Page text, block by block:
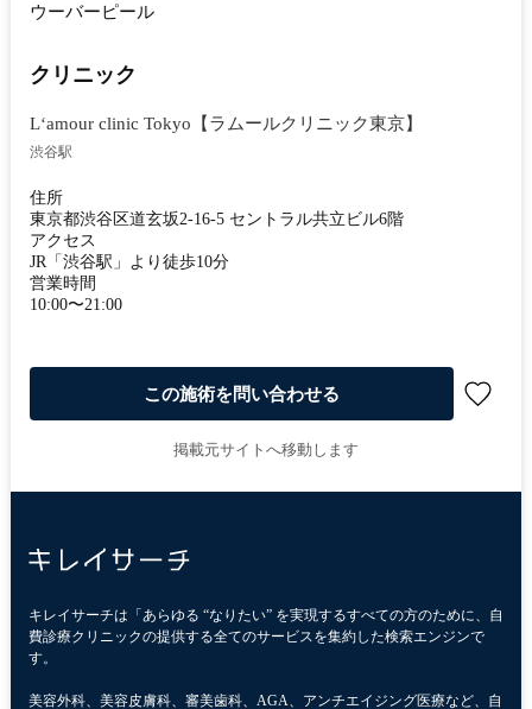
ウーバーピール
クリニック
L‘amour clinic Tokyo【ラムールクリニック東京】
渋谷駅
住所
東京都渋谷区道玄坂2-16-5 セントラル共立ビル6階
アクセス
JR「渋谷駅」より徒歩10分
営業時間
10:00〜21:00
この施術を問い合わせる
掲載元サイトへ移動します
キレイサーチは「あらゆる “なりたい” を実現するすべての方のために、自
費診療クリニックの提供する全てのサービスを集約した検索エンジンで
す。
美容外科、美容皮膚科、審美歯科、AGA、アンチエイジング医療など、自